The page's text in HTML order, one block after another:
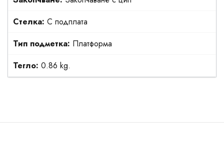
Стелка: С подплата
Тип подметка: Платформа
Тегло: 0.86 kg.